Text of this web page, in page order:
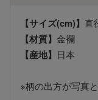
【サイズ(cm)】 直
【材質】 金襴
【産地】 日本
※柄の出方が写真